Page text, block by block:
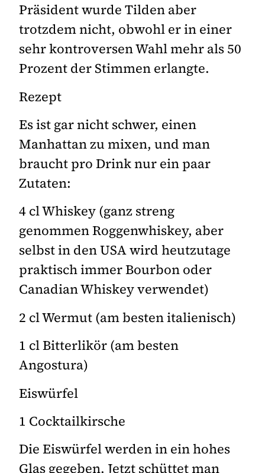
Präsident wurde Tilden aber
trotzdem nicht, obwohl er in einer
sehr kontroversen Wahl mehr als 50
Prozent der Stimmen erlangte.
Rezept
Es ist gar nicht schwer, einen
Manhattan zu mixen, und man
braucht pro Drink nur ein paar
Zutaten:
4 cl Whiskey (ganz streng
genommen Roggenwhiskey, aber
selbst in den USA wird heutzutage
praktisch immer Bourbon oder
Canadian Whiskey verwendet)
2 cl Wermut (am besten italienisch)
1 cl Bitterlikör (am besten
Angostura)
Eiswürfel
1 Cocktailkirsche
Die Eiswürfel werden in ein hohes
Glas gegeben. Jetzt schüttet man